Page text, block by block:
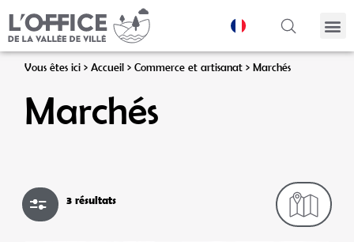
Vous êtes ici >Accueil >Commerce et artisanat >Marchés
Marchés
3 résultats
Panneau de gestion des cookies